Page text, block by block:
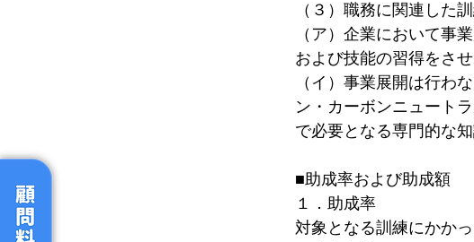
（３）職務に関連した
（ア）企業において事
および技能の習得をさせ
（イ）事業展開は行わ
ン・カーボンニュート
で必要となる専門的な
■助成率および助成額
１．助成率
対象となる訓練にかか